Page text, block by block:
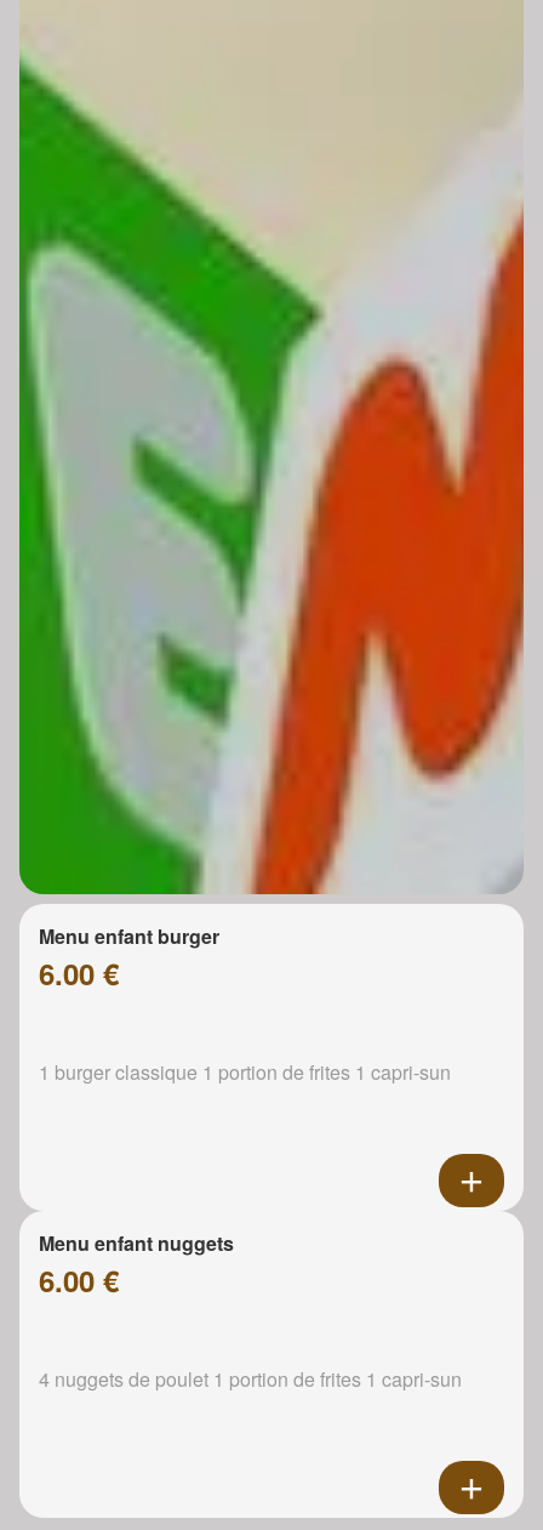
Menu enfant burger
6.00 €
1 burger classique 1 portion de frites 1 capri-sun
Menu enfant nuggets
6.00 €
4 nuggets de poulet 1 portion de frites 1 capri-sun